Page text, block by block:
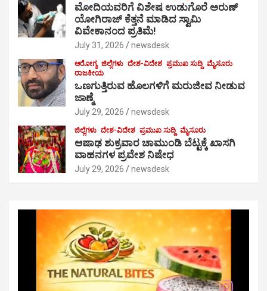
ಮೋದಿಯವರಿಗೆ ವಿಶೇಷ ಉಡುಗೊರೆ ಅರುಣ್
ಯೋಗಿರಾಜ್ ಕೆತ್ತನೆ ಮಾಡಿದ ಸ್ವಾಮಿ
ವಿವೇಕಾನಂದ ಪ್ರತಿಮೆ!
July 31, 2026 newsdesk
ಆರೋಗ್ಯ ಜಿಲ್ಲೆಗಳು ದೇಶ-ವಿದೇಶ ಪ್ರಮುಖ ಸುದ್ದಿ ಮೈಸೂರು
ರಾಜಕೀಯ
ಒಣಗುತ್ತಿರುವ ಹೊಲಗಳಿಗೆ ಮರುಜೀವ ನೀಡುವ
ಜಾಣ್ಮೆ
July 29, 2026 newsdesk
ಜಿಲ್ಲೆಗಳು ದೇಶ-ವಿದೇಶ ಪ್ರಮುಖ ಸುದ್ದಿ ಮೈಸೂರು
ಆಷಾಢ ಶುಕ್ರವಾರ ಚಾಮುಂಡಿ ಬೆಟ್ಟಕ್ಕೆ ಖಾಸಗಿ
ವಾಹನಗಳ ಪ್ರವೇಶ ನಿಷೇಧ
July 29, 2026 newsdesk